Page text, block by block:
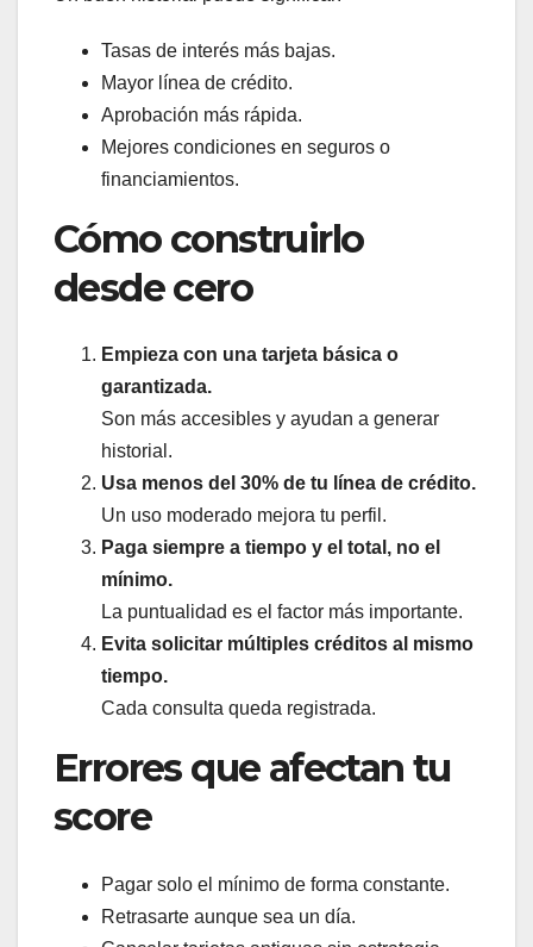
Tasas de interés más bajas.
Mayor línea de crédito.
Aprobación más rápida.
Mejores condiciones en seguros o
financiamientos.
Cómo construirlo
desde cero
Empieza con una tarjeta básica o
garantizada.
Son más accesibles y ayudan a generar
historial.
Usa menos del 30% de tu línea de crédito.
Un uso moderado mejora tu perfil.
Paga siempre a tiempo y el total, no el
mínimo.
La puntualidad es el factor más importante.
Evita solicitar múltiples créditos al mismo
tiempo.
Cada consulta queda registrada.
Errores que afectan tu
score
Pagar solo el mínimo de forma constante.
Retrasarte aunque sea un día.